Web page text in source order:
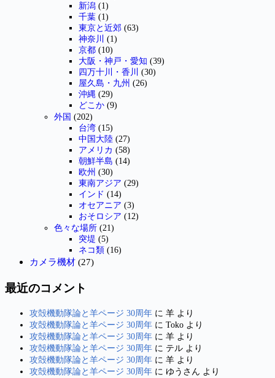
新潟 (1)
千葉 (1)
東京と近郊 (63)
神奈川
(1)
京都 (10)
大阪・神戸・愛知 (39)
四万十川・香川
(30)
屋久島・九州 (26)
沖縄 (29)
どこか (9)
外国 (202)
台湾 (15)
中国大陸 (27)
アメリカ (58)
朝鮮半島 (14)
欧州 (30)
東南アジア (29)
インド (14)
オセアニア (3)
おそロシア (12)
色々な場所 (21)
突堤 (5)
ネコ類 (16)
カメラ機材 (27)
最近のコメント
攻殻機動隊論と羊ページ 30周年 に 羊 より
攻殻機動隊論と羊ページ 30周年 に Toko より
攻殻機動隊論と羊ページ 30周年 に 羊 より
攻殻機動隊論と羊ページ 30周年 に テル より
攻殻機動隊論と羊ページ 30周年 に 羊 より
攻殻機動隊論と羊ページ 30周年 に ゆうさん より